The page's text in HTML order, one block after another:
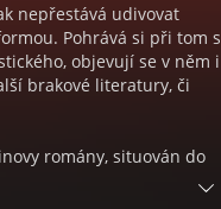
nepřestává udivovat
Pohrává si při tom s
objevují se v něm i
brakové literatury, či
romány, situován do
a postsovětských